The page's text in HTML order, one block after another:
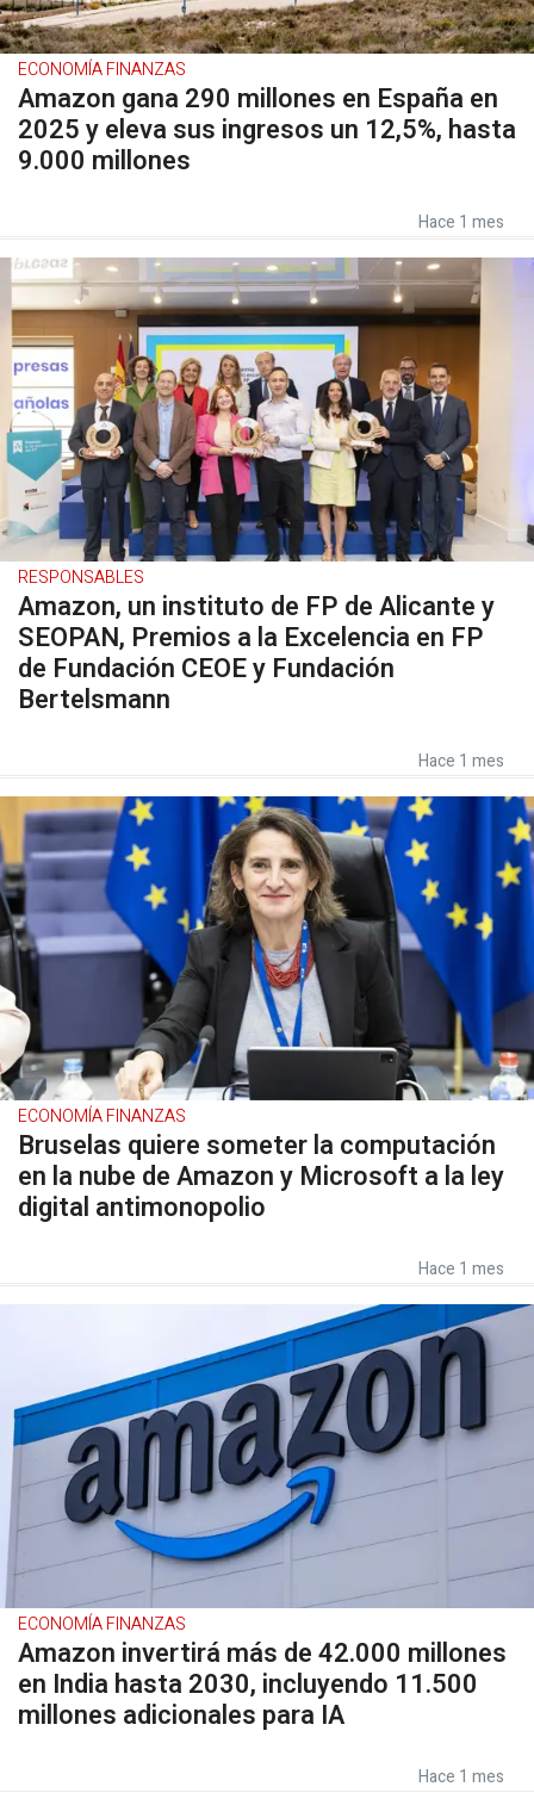
ECONOMÍA FINANZAS
Amazon gana 290 millones en España en
2025 y eleva sus ingresos un 12,5%, hasta
9.000 millones
Hace 1 mes
RESPONSABLES
Amazon, un instituto de FP de Alicante y
SEOPAN, Premios a la Excelencia en FP
de Fundación CEOE y Fundación
Bertelsmann
Hace 1 mes
ECONOMÍA FINANZAS
Bruselas quiere someter la computación
en la nube de Amazon y Microsoft a la ley
digital antimonopolio
Hace 1 mes
ECONOMÍA FINANZAS
Amazon invertirá más de 42.000 millones
en India hasta 2030, incluyendo 11.500
millones adicionales para IA
Hace 1 mes